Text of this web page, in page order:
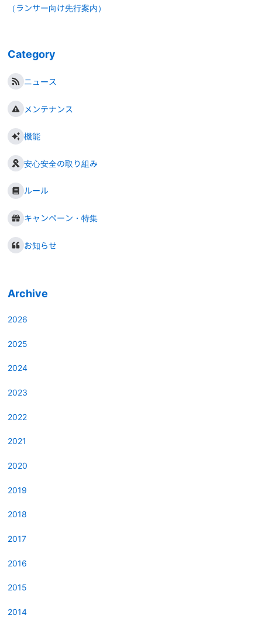
（ランサー向け先行案内）
Category
ニュース
メンテナンス
機能
安心安全の取り組み
ルール
キャンペーン・特集
お知らせ
Archive
2026
2025
2024
2023
2022
2021
2020
2019
2018
2017
2016
2015
2014